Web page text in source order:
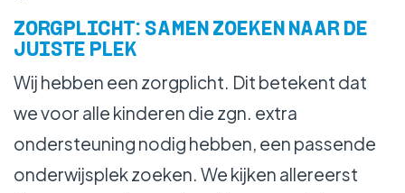
ZORGPLICHT: SAMEN ZOEKEN NAAR DE
JUISTE PLEK
Wij hebben een zorgplicht. Dit betekent dat
we voor alle kinderen die zgn. extra
ondersteuning nodig hebben, een passende
onderwijsplek zoeken. We kijken allereerst